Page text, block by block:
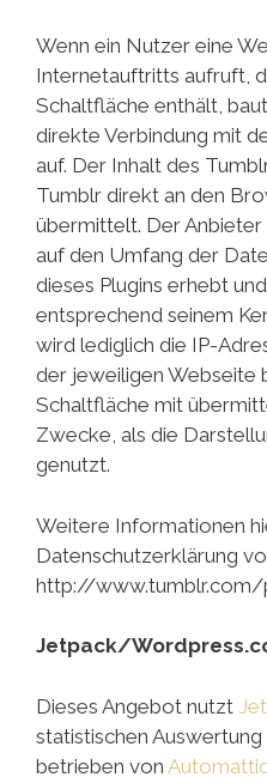
Wenn ein Nutzer eine
Internetauftritts aufruft,
Schaltfläche enthält,
direkte Verbindung mit
auf. Der Inhalt des
Tumblr direkt an den
übermittelt. Der Anbieter
auf den Umfang der
dieses Plugins erhebt
entsprechend seinem
wird lediglich die IP-
der jeweiligen Webseite
Schaltfläche mit
Zwecke, als die
genutzt.
Weitere Informationen
Datenschutzerklärung
http://
Jetpack/
Dieses Angebot nutzt
statistischen
betrieben von